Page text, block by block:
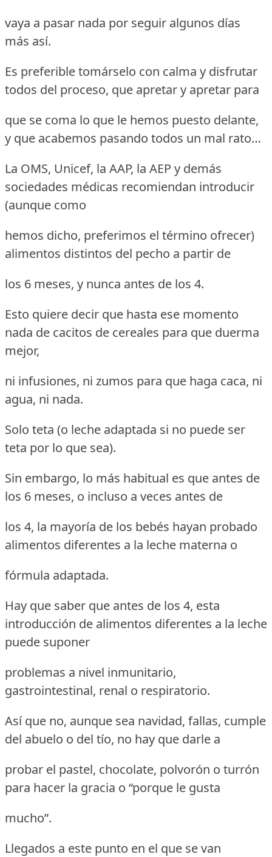
vaya a pasar nada por seguir algunos días
más así.
Es preferible tomárselo con calma y disfrutar
todos del proceso, que apretar y apretar para
que se coma lo que le hemos puesto delante,
y que acabemos pasando todos un mal rato…
La OMS, Unicef, la AAP, la AEP y demás
sociedades médicas recomiendan introducir
(aunque como
hemos dicho, preferimos el término ofrecer)
alimentos distintos del pecho a partir de
los 6 meses, y nunca antes de los 4.
Esto quiere decir que hasta ese momento
nada de cacitos de cereales para que duerma
mejor,
ni infusiones, ni zumos para que haga caca, ni
agua, ni nada.
Solo teta (o leche adaptada si no puede ser
teta por lo que sea).
Sin embargo, lo más habitual es que antes de
los 6 meses, o incluso a veces antes de
los 4, la mayoría de los bebés hayan probado
alimentos diferentes a la leche materna o
fórmula adaptada.
Hay que saber que antes de los 4, esta
introducción de alimentos diferentes a la leche
puede suponer
problemas a nivel inmunitario,
gastrointestinal, renal o respiratorio.
Así que no, aunque sea navidad, fallas, cumple
del abuelo o del tío, no hay que darle a
probar el pastel, chocolate, polvorón o turrón
para hacer la gracia o “porque le gusta
mucho”.
Llegados a este punto en el que se van